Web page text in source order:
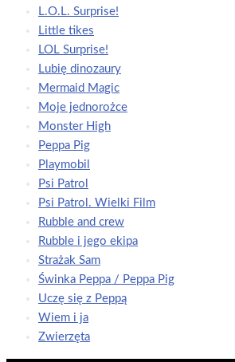
L.O.L. Surprise!
Little tikes
LOL Surprise!
Lubię dinozaury
Mermaid Magic
Moje jednorożce
Monster High
Peppa Pig
Playmobil
Psi Patrol
Psi Patrol. Wielki Film
Rubble and crew
Rubble i jego ekipa
Strażak Sam
Świnka Peppa / Peppa Pig
Uczę się z Peppą
Wiem i ja
Zwierzęta